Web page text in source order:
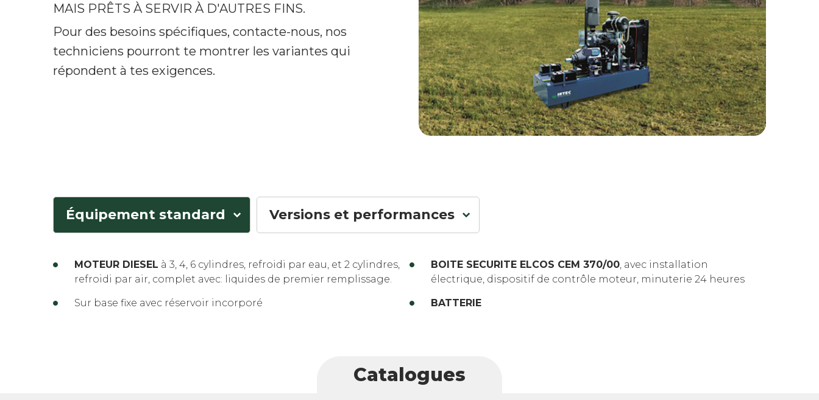
MAIS PRÊTS À SERVIR À D'AUTRES FINS.
Pour des besoins spécifiques, contacte-nous, nos
techniciens pourront te montrer les variantes qui
répondent à tes exigences.
Équipement standard Versions et performances
MOTEUR DIESEL à 3, 4, 6 cylindres, refroidi par eau, et 2 cylindres,
refroidi par air, complet avec: liquides de premier remplissage.
BOITE SECURITE ELCOS CEM 370/00, avec installation
électrique, dispositif de contrôle moteur, minuterie 24 heures
Sur base fixe avec réservoir incorporé BATTERIE
Catalogues